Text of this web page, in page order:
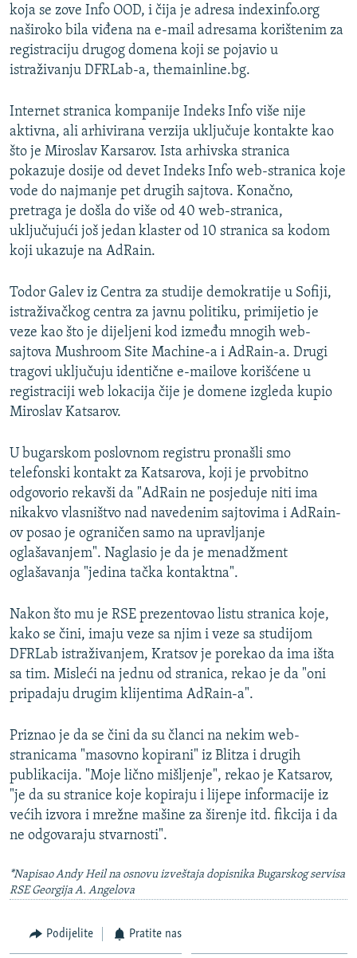
koja se zove Info OOD, i čija je adresa indexinfo.org
naširoko bila viđena na e-mail adresama korištenim za
registraciju drugog domena koji se pojavio u
istraživanju DFRLab-a, themainline.bg.
Internet stranica kompanije Indeks Info više nije
aktivna, ali arhivirana verzija uključuje kontakte kao
što je Miroslav Karsarov. Ista arhivska stranica
pokazuje dosije od devet Indeks Info web-stranica koje
vode do najmanje pet drugih sajtova. Konačno,
pretraga je došla do više od 40 web-stranica,
uključujući još jedan klaster od 10 stranica sa kodom
koji ukazuje na AdRain.
Todor Galev iz Centra za studije demokratije u Sofiji,
istraživačkog centra za javnu politiku, primijetio je
veze kao što je dijeljeni kod između mnogih web-
sajtova Mushroom Site Machine-a i AdRain-a. Drugi
tragovi uključuju identične e-mailove korišćene u
registraciji web lokacija čije je domene izgleda kupio
Miroslav Katsarov.
U bugarskom poslovnom registru pronašli smo
telefonski kontakt za Katsarova, koji je prvobitno
odgovorio rekavši da "AdRain ne posjeduje niti ima
nikakvo vlasništvo nad navedenim sajtovima i AdRain-
ov posao je ograničen samo na upravljanje
oglašavanjem". Naglasio je da je menadžment
oglašavanja "jedina tačka kontaktna".
Nakon što mu je RSE prezentovao listu stranica koje,
kako se čini, imaju veze sa njim i veze sa studijom
DFRLab istraživanjem, Kratsov je porekao da ima išta
sa tim. Misleći na jednu od stranica, rekao je da "oni
pripadaju drugim klijentima AdRain-a".
Priznao je da se čini da su članci na nekim web-
stranicama "masovno kopirani" iz Blitza i drugih
publikacija. "Moje lično mišljenje", rekao je Katsarov,
"je da su stranice koje kopiraju i lijepe informacije iz
većih izvora i mrežne mašine za širenje itd. fikcija i da
ne odgovaraju stvarnosti".
*Napisao Andy Heil na osnovu izveštaja dopisnika Bugarskog servisa
RSE Georgija A. Angelova
Podijelite Pratite nas